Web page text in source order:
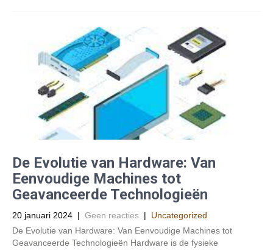
De Evolutie van Hardware: Van
Eenvoudige Machines tot
Geavanceerde Technologieën
20 januari 2024 | Geen reacties | Uncategorized
De Evolutie van Hardware: Van Eenvoudige Machines tot
Geavanceerde Technologieën Hardware is de fysieke